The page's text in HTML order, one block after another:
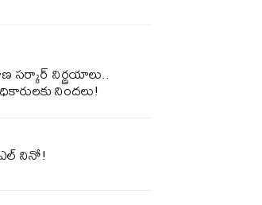
సర్కార్ నిర్ణయాలు..
నిందలు!
ఎల్‌ నినో!